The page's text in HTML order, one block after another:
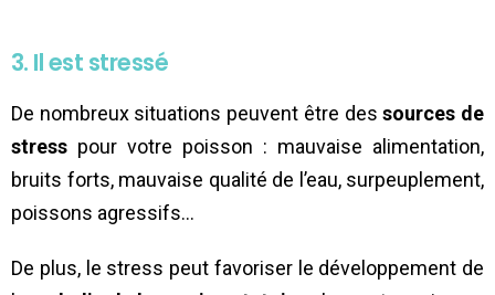
3. Il est stressé
De nombreux situations peuvent être dessources de
stress pour votre poisson : mauvaise alimentation,
bruits forts, mauvaise qualité de l’eau, surpeuplement,
poissons agressifs…
De plus, le stress peut favoriser le développement de